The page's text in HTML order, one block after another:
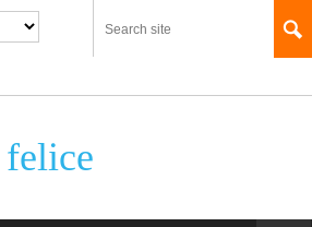
felice